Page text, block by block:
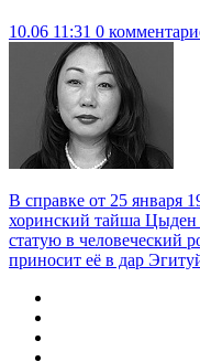
10.06 11:31 0
В справке от 25 января
хоринский тайша
статую в человеческий
приносит её в дар